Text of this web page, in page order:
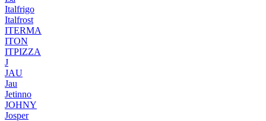
Italfrigo
Italfrost
ITERMA
ITON
ITPIZZA
J
JAU
Jau
Jetinno
JOHNY
Josper